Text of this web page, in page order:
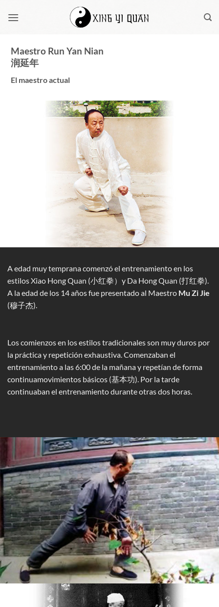
Maestro Run Yan Nian
润延年
El maestro actual
A edad muy temprana comenzó el entrenamiento en los
estilos Xiao Hong Quan (小红拳）y Da Hong Quan (打红拳).
A la edad de los 14 años fue presentado al Maestro Mu Zi Jie
(穆子杰).
Los comienzos en los estilos tradicionales son muy duros por
la práctica y repetición exhaustiva. Comenzaban el
entrenamiento a las 6:00 de la mañana y repetían de forma
continuamovimientos básicos (基本功). Por la tarde
continuaban el entrenamiento durante otras dos horas.